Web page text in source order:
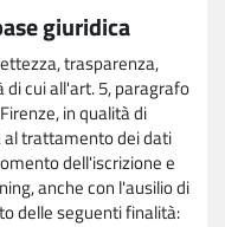
giuridica
trasparenza,
cui all'art. 5, paragrafo
in qualità di
trattamento dei dati
dell'iscrizione e
anche con l'ausilio di
delle seguenti finalità: